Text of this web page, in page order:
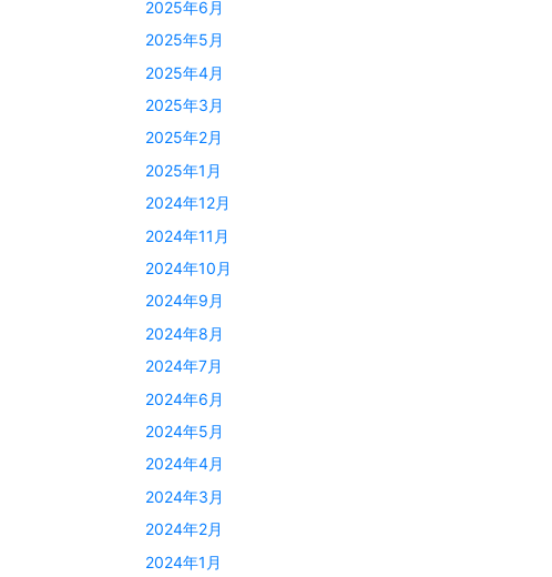
2025年6月
2025年5月
2025年4月
2025年3月
2025年2月
2025年1月
2024年12月
2024年11月
2024年10月
2024年9月
2024年8月
2024年7月
2024年6月
2024年5月
2024年4月
2024年3月
2024年2月
2024年1月